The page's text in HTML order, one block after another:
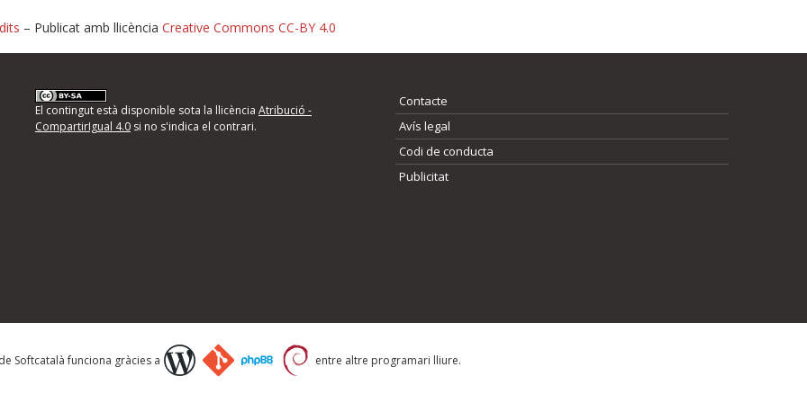
d'errors
següents i descriviu quina és la millora que
– Publicat amb llicència Creative Commons CC-BY 4.0
El contingut està disponible sota la llicència Atribució -
CompartirIgual 4.0si no s'indica el contrari.
Contacte
Avís legal
Codi de conducta
Publicitat
Softcatalà funciona gràcies a entre altre programari lliure.